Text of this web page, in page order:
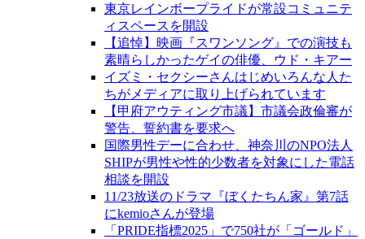
東京レインボープライドが常設コミュニテ
ィスペースを開設
【追悼】映画『スワンソング』での演技も
素晴らしかったゲイの俳優、ウド・キアー
イズミ・セクシーさんはじめいろんな人た
ちがメディアに取り上げられています
【甲府アウティング市議】市議会政倫審が
警告、誓約書を要求へ
国際男性デーに合わせ、神奈川のNPO法人
SHIPが男性や性的少数者を対象にした電話
相談を開設
11/23放送のドラマ『ぼくたちん家』第7話
にkemioさんが登場
「PRIDE指標2025」で750社が「ゴールド」